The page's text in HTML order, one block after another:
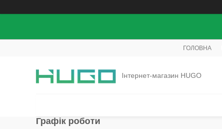
ГОЛОВНА
Інтернет-магазин HUGO
Графік роботи